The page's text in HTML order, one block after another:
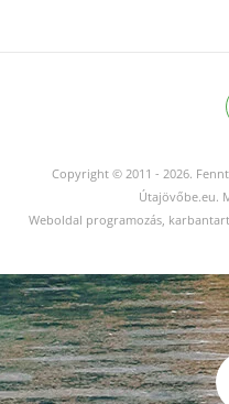
Copyright © 2011 - 2026.
Útajövőbe.eu.
Weboldal programozás,